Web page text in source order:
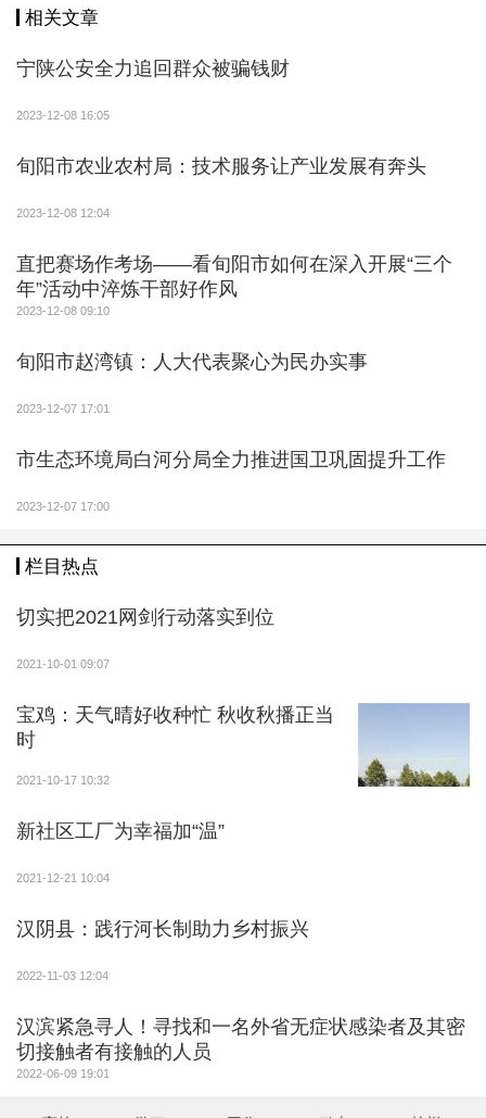
题5个，现场督办整改2个，交办问题3个。
强化宣传聚力。积极动员社会力量，通过干部入户
传木材、燃煤取暖的危害性，倡导简约适度、绿色低碳
置行动。据悉，今日发放大气污染防治宣传册1000余
份，入户检查和宣传3000余户，有效提高了污染天气防
相关文章
宁陕公安全力追回群众被骗钱财
2023-12-08 16:05
旬阳市农业农村局：技术服务让产业发展有奔头
2023-12-08 12:04
直把赛场作考场——看旬阳市如何在深入开展“三个
年”活动中淬炼干部好作风
2023-12-08 09:10
旬阳市赵湾镇：人大代表聚心为民办实事
2023-12-07 17:01
市生态环境局白河分局全力推进国卫巩固提升工作
2023-12-07 17:00
栏目热点
切实把2021网剑行动落实到位
2021-10-01 09:07
宝鸡：天气晴好收种忙 秋收秋播正当
时
2021-10-17 10:32
新社区工厂为幸福加“温”
2021-12-21 10:04
汉阴县：践行河长制助力乡村振兴
2022-11-03 12:04
汉滨紧急寻人！寻找和一名外省无症状感染者及其密
切接触者有接触的人员
2022-06-09 19:01